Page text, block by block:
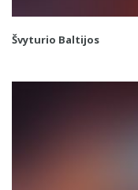
Švyturio Baltijos